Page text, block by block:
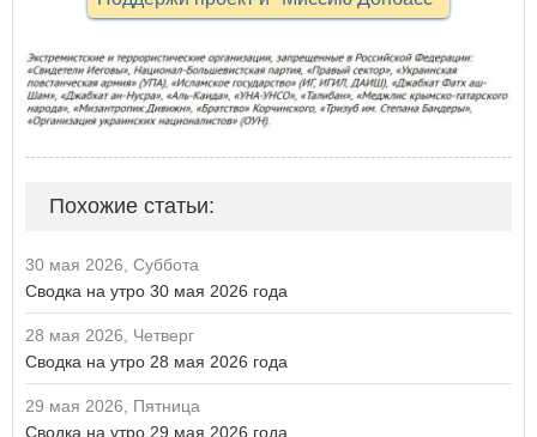
Похожие статьи:
30 мая 2026, Суббота
Сводка на утро 30 мая 2026 года
28 мая 2026, Четверг
Сводка на утро 28 мая 2026 года
29 мая 2026, Пятница
Сводка на утро 29 мая 2026 года